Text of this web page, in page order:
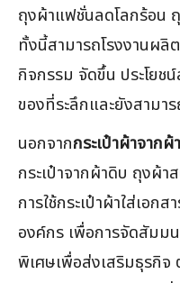
ถุงผ้าแฟชั่นลดโลกร้อน
ทั้งนี้สามารถโรงงานผ
กิจกรรม จัดขึ้น ประโยช
ของที่ระลึกและยังสามาร
นอกจากกระเป๋าผ้าจาก
กระเป๋าจากผ้าดิบ ถุงผ้
การใช้กระเป๋าผ้าใส่เอก
องค์กร เพื่อการจัดสัมม
พิเศษเพื่อส่งเสริมธุรกิจ